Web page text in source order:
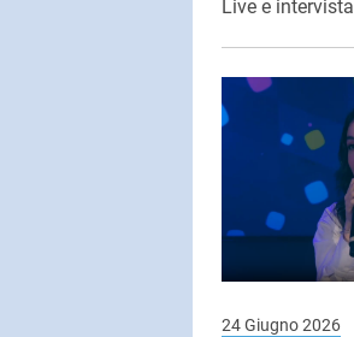
Live e intervista
24 Giugno 2026